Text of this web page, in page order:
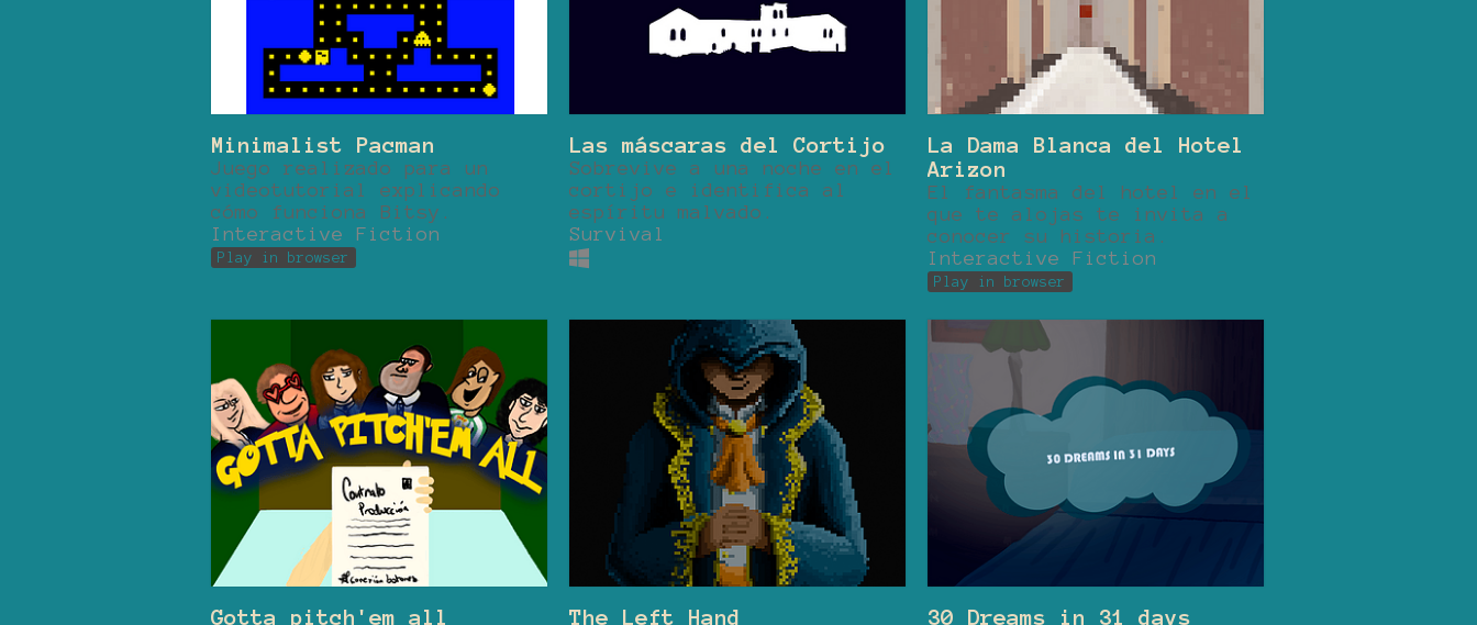
Minimalist Pacman
Juego realizado para un
videotutorial explicando
cómo funciona Bitsy.
Interactive Fiction
Play in browser
Las máscaras del Cortijo
Sobrevive a una noche en el
cortijo e identifica al
espíritu malvado.
Survival
La Dama Blanca del Hotel
Arizon
El fantasma del hotel en el
que te alojas te invita a
conocer su historia.
Interactive Fiction
Play in browser
Gotta pitch'em all The Left Hand 30 Dreams in 31 days